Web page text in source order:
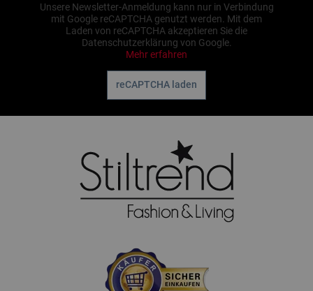
Unsere Newsletter-Anmeldung kann nur in Verbindung
mit Google reCAPTCHA genutzt werden. Mit dem
Laden von reCAPTCHA akzeptieren Sie die
Datenschutzerklärung von Google.
Mehr erfahren
reCAPTCHA laden